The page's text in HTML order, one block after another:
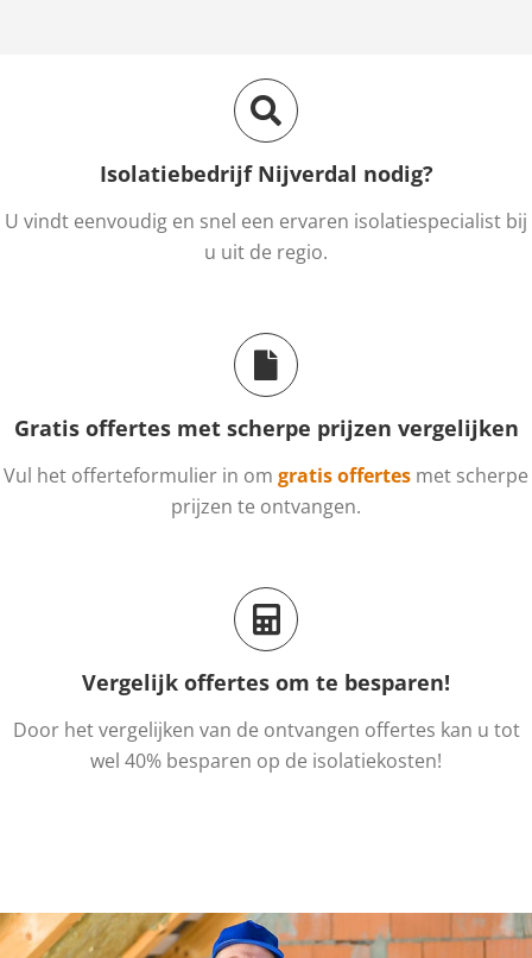
Isolatiebedrijf Nijverdal nodig?
U vindt eenvoudig en snel een ervaren isolatiespecialist bij
u uit de regio.
Gratis offertes met scherpe prijzen vergelijken
Vul het offerteformulier in om gratis offertes met scherpe
prijzen te ontvangen.
Vergelijk offertes om te besparen!
Door het vergelijken van de ontvangen offertes kan u tot
wel 40% besparen op de isolatiekosten!